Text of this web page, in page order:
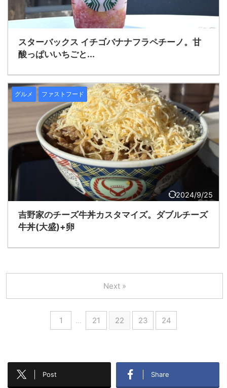
スターバックス イチゴバナナフラペチーノ。甘
酸っぱいいちごと...
2024/9/25
グルメ ファストフード
吉野家のチーズ牛丼カスタマイズ。ダブルチーズ
牛丼(大盛)+卵
1 … 21 22 23 24
Next »
Post Share